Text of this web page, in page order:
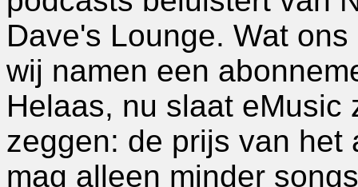
Dave's Lounge. Wat
wij namen een
Helaas, nu slaat
zeggen: de prijs van het
mag alleen minder